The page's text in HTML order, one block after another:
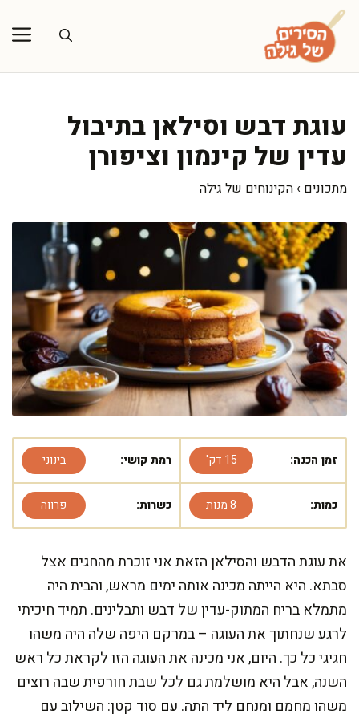
לדלג
לתוכן
עוגת דבש וסילאן בתיבול
עדין של קינמון וציפורן
מתכונים › הקינוחים של גילה
זמן הכנה: 15 דק' רמת קושי: בינוני
כמות: 8 מנות כשרות: פרווה
את עוגת הדבש והסילאן הזאת אני זוכרת מהחגים אצל
סבתא. היא הייתה מכינה אותה ימים מראש, והבית היה
מתמלא בריח המתוק-עדין של דבש ותבלינים. תמיד חיכיתי
לרגע שנחתוך את העוגה – במרקם היפה שלה היה משהו
חגיגי כל כך. היום, אני מכינה את העוגה הזו לקראת כל ראש
השנה, אבל היא מושלמת גם לכל שבת חורפית שבה רוצים
משהו מחמם ומנחם ליד התה. עם סוד קטן: השילוב עם